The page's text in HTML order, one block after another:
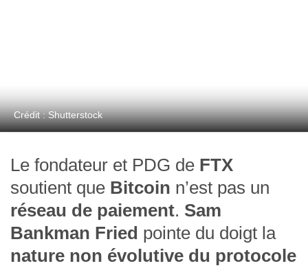
Crédit : Shutterstock
Le fondateur et PDG de FTX
soutient que Bitcoin n’est pas un
réseau de paiement. Sam
Bankman Fried pointe du doigt la
nature non évolutive du protocole